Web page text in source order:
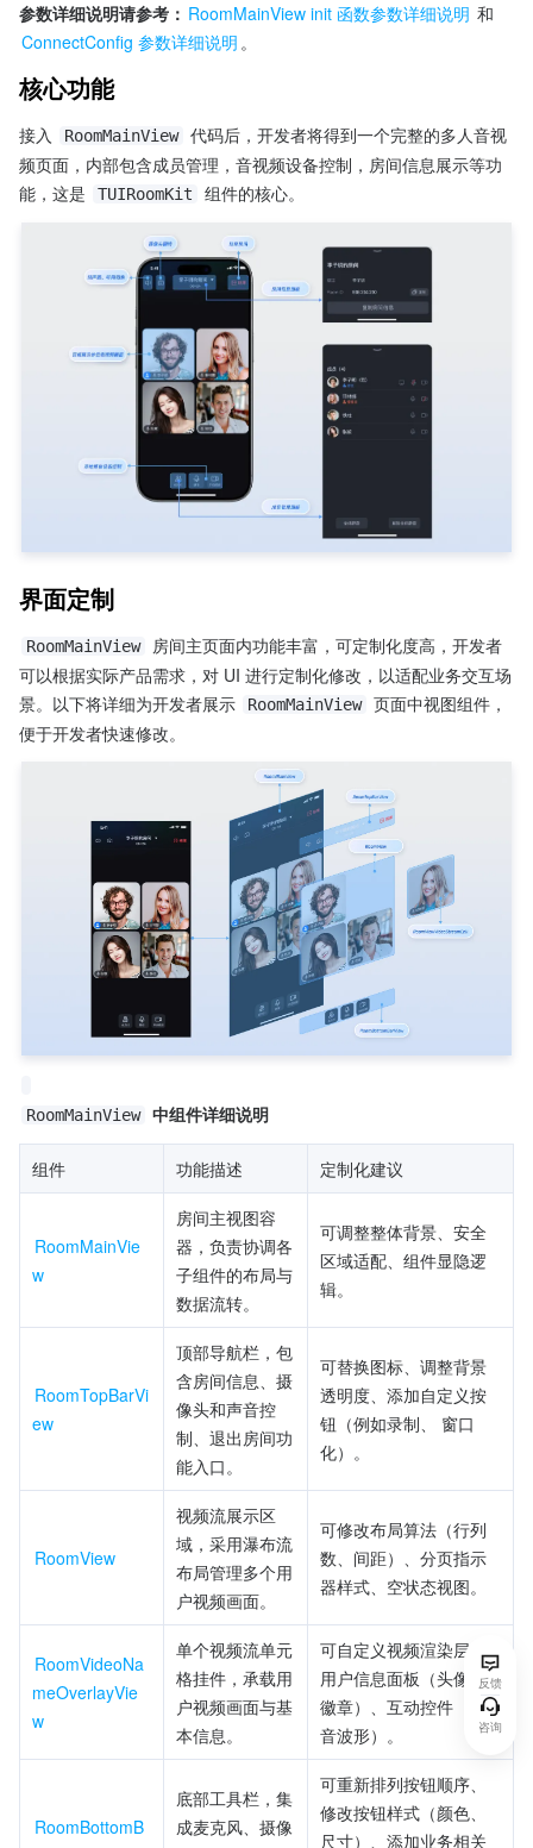
参数详细说明请参考： RoomMainView init 函数参数详细说明
ConnectConfig 参数详细说明 。
核心功能
接入 RoomMainView
代码后，开发者将得到一个完整的多人音视
频页面，内部包含成员管理，音视频设备控制，房间信息展示等功
能，这是
TUIRoomKit 组件的核心。
界面定制
RoomMainView
房间主页面内功能丰富，可定制化度高，开发者
可以根据实际产品需求，对 UI 进行定制化修改，以适配业务交互场
景。以下将详细为开发者展示
RoomMainView
页面中视图组件，
便于开发者快速修改。
RoomMainView 中组件详细说明
组件 功能描述 定制化建议
RoomMainVie
w
房间主视图容
器，负责协调各
子组件的布局与
数据流转。
可调整整体背景、安全
区域适配、组件显隐逻
辑。
RoomTopBarVi
ew
顶部导航栏，包
含房间信息、摄
像头和声音控
制、退出房间功
能入口。
可替换图标、调整背景
透明度、添加自定义按
钮（例如录制、 窗口
化）。
RoomView
视频流展示区
域，采用瀑布流
布局管理多个用
户视频画面。
可修改布局算法（行列
数、间距）、分页指示
器样式、空状态视图。
RoomVideoNa
meOverlayVie
w
单个视频流单元
格挂件，承载用
户视频画面与基
本信息。
可自定义视频渲染层、
用户信息面板（头像、
徽章）、互动控件（语
音波形）。
RoomBottomB
底部工具栏，集
成麦克风、摄像
可重新排列按钮顺序、
修改按钮样式（颜色、
尺寸）、添加业务相关
反馈
咨询